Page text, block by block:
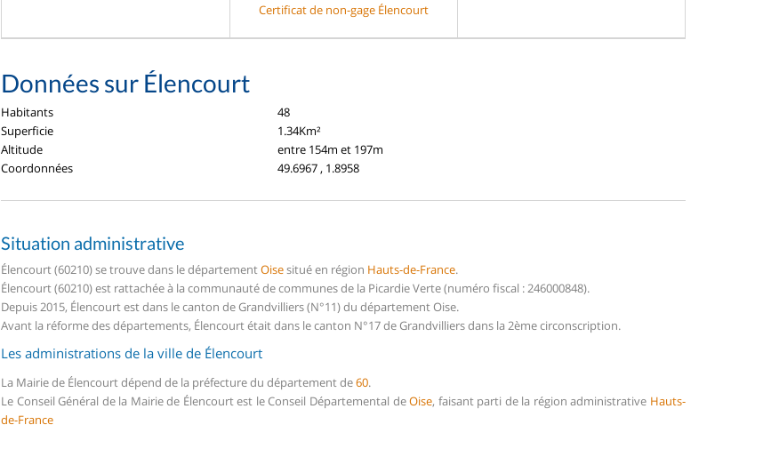
Certificat de non-gage Élencourt
Données sur Élencourt
Habitants
48
Superficie
1.34Km²
Altitude
entre 154m et 197m
Coordonnées
49.6967 , 1.8958
Situation administrative
Élencourt (60210) se trouve dans le départementOisesitué en région Hauts-de-France.
Élencourt (60210) est rattachée à la communauté de communes de la Picardie Verte (numéro fiscal : 246000848).
Depuis 2015, Élencourt est dans le canton de Grandvilliers (N°11) du département Oise.
Avant la réforme des départements, Élencourt était dans le canton N°17 de Grandvilliers dans la 2ème circonscription.
Les administrations de la ville de Élencourt
La Mairie de Élencourt dépend de la préfecture du département de60.
Le Conseil Général de la Mairie de Élencourt est le Conseil Départemental deOise, faisant parti de la région administrative Hauts-
de-France